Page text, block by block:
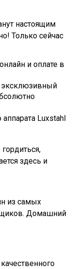
настоящим
Только сейчас
и оплате в
эксклюзивный
Luxstahl
здесь и
из самых
Домашний